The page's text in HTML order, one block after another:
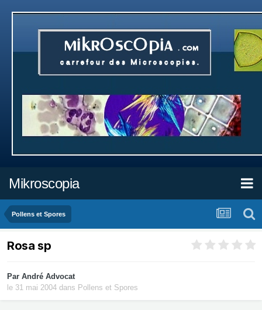
Mikroscopia
Pollens et Spores
Rosa sp
Par André Advocat
le 31 mai 2004 dans Pollens et Spores